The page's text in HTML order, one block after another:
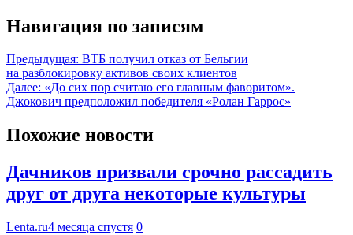
Навигация по записям
Предыдущая: ВТБ получил отказ от Бельгии
на разблокировку активов своих клиентов
Далее: «До сих пор считаю его главным фаворитом».
Джокович предположил победителя «Ролан Гаррос»
Похожие новости
Дачников призвали срочно рассадить
друг от друга некоторые культуры
Lenta.ru4 месяца спустя 0